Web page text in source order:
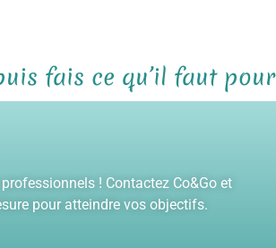
fais ce qu’il faut
! Contactez Co&Go et
pour atteindre vos objectifs.